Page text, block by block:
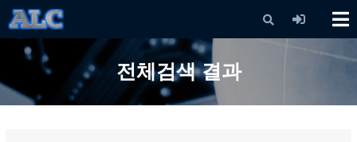
전체검색 결과